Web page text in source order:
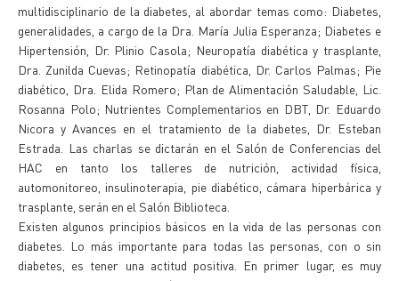
multidisciplinario de la diabetes, al abordar temas como: Diabetes,
generalidades, a cargo de la Dra. María Julia Esperanza; Diabetes e
Hipertensión, Dr. Plinio Casola; Neuropatía diabética y trasplante,
Dra. Zunilda Cuevas; Retinopatía diabética, Dr. Carlos Palmas; Pie
diabético, Dra. Elida Romero; Plan de Alimentación Saludable, Lic.
Rosanna Polo; Nutrientes Complementarios en DBT, Dr. Eduardo
Nicora y Avances en el tratamiento de la diabetes, Dr. Esteban
Estrada. Las charlas se dictarán en el Salón de Conferencias del
HAC en tanto los talleres de nutrición, actividad física,
automonitoreo, insulinoterapia, pie diabético, cámara hiperbárica y
trasplante, serán en el Salón Biblioteca.
Existen algunos principios básicos en la vida de las personas con
diabetes. Lo más importante para todas las personas, con o sin
diabetes, es tener una actitud positiva. En primer lugar, es muy